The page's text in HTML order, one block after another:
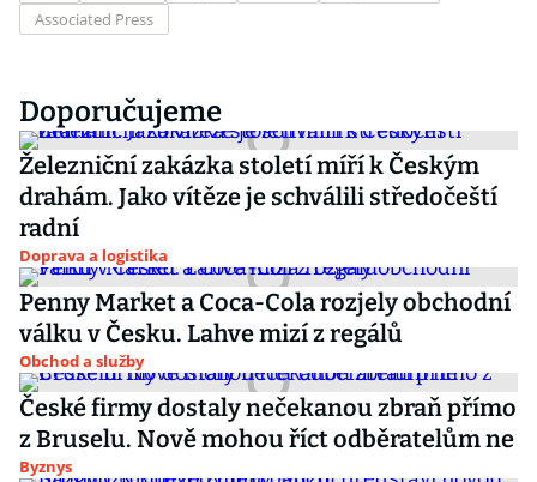
Associated Press
Doporučujeme
Železniční zakázka století míří k Českým
drahám. Jako vítěze je schválili středočeští
radní
Doprava a logistika
Penny Market a Coca-Cola rozjely obchodní
válku v Česku. Lahve mizí z regálů
Obchod a služby
České firmy dostaly nečekanou zbraň přímo
z Bruselu. Nově mohou říct odběratelům ne
Byznys